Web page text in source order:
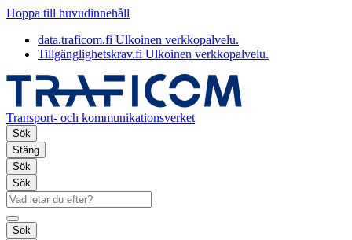
Hoppa till huvudinnehåll
data.traficom.fi Ulkoinen verkkopalvelu.
Tillgänglighetskrav.fi Ulkoinen verkkopalvelu.
Transport- och kommunikationsverket
Sök
Stäng
Sök
Sök
Sök